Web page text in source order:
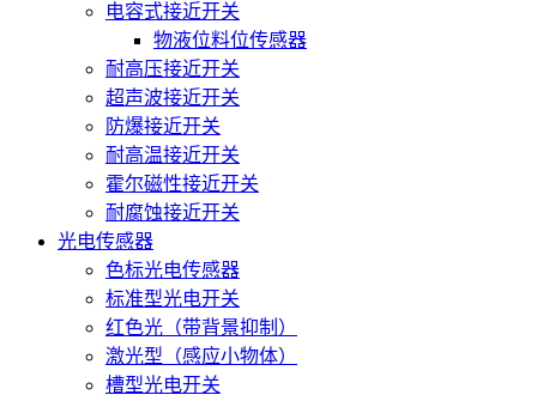
电容式接近开关
物液位料位传感器
耐高压接近开关
超声波接近开关
防爆接近开关
耐高温接近开关
霍尔磁性接近开关
耐腐蚀接近开关
光电传感器
色标光电传感器
标准型光电开关
红色光（带背景抑制）
激光型（感应小物体）
槽型光电开关